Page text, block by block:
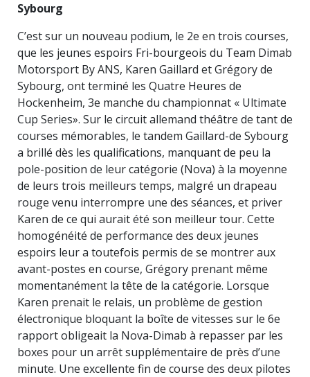
Sybourg
C’est sur un nouveau podium, le 2e en trois courses,
que les jeunes espoirs Fri-bourgeois du Team Dimab
Motorsport By ANS, Karen Gaillard et Grégory de
Sybourg, ont terminé les Quatre Heures de
Hockenheim, 3e manche du championnat « Ultimate
Cup Series». Sur le circuit allemand théâtre de tant de
courses mémorables, le tandem Gaillard-de Sybourg
a brillé dès les qualifications, manquant de peu la
pole-position de leur catégorie (Nova) à la moyenne
de leurs trois meilleurs temps, malgré un drapeau
rouge venu interrompre une des séances, et priver
Karen de ce qui aurait été son meilleur tour. Cette
homogénéité de performance des deux jeunes
espoirs leur a toutefois permis de se montrer aux
avant-postes en course, Grégory prenant même
momentanément la tête de la catégorie. Lorsque
Karen prenait le relais, un problème de gestion
électronique bloquant la boîte de vitesses sur le 6e
rapport obligeait la Nova-Dimab à repasser par les
boxes pour un arrêt supplémentaire de près d’une
minute. Une excellente fin de course des deux pilotes